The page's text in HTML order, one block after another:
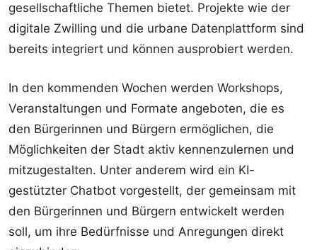
gesellschaftliche Themen bietet. Projekte wie der
digitale Zwilling und die urbane Datenplattform sind
bereits integriert und können ausprobiert werden.
In den kommenden Wochen werden Workshops,
Veranstaltungen und Formate angeboten, die es
den Bürgerinnen und Bürgern ermöglichen, die
Möglichkeiten der Stadt aktiv kennenzulernen und
mitzugestalten. Unter anderem wird ein KI-
gestützter Chatbot vorgestellt, der gemeinsam mit
den Bürgerinnen und Bürgern entwickelt werden
soll, um ihre Bedürfnisse und Anregungen direkt